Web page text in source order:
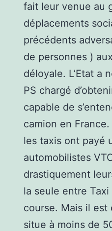
fait leur venue au
déplacements
précédents
de personnes )
déloyale. L’Etat a
PS chargé
capable de
camion en
les taxis ont payé
automobilistes
drastiquement
la seule entre
course. Mais il
situe à moins de